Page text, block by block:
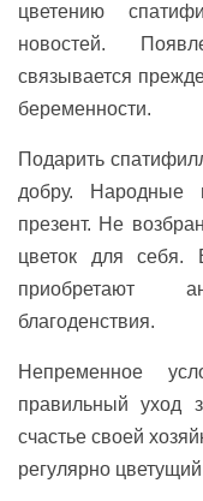
цветению
новостей.
связывается
беременности.
Подарить
добру. Народные
презент. Не
цветок для себя.
приобретают
благоденствия.
Непременное
правильный уход
счастье своей
регулярно